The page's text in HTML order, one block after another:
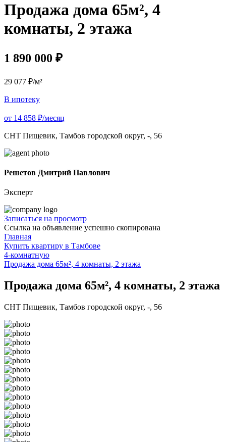
Продажа дома 65м², 4
комнаты, 2 этажа
1 890 000 ₽
29 077 ₽/м²
В ипотеку
от 14 858 ₽/месяц
СНТ Пищевик, Тамбов городской округ, -, 56
Решетов Дмитрий Павлович
Эксперт
Записаться на просмотр
Ссылка на объявление успешно скопирована
Главная
Купить квартиру в Тамбове
4-комнатную
Продажа дома 65м², 4 комнаты, 2 этажа
Продажа дома 65м², 4 комнаты, 2 этажа
СНТ Пищевик, Тамбов городской округ, -, 56